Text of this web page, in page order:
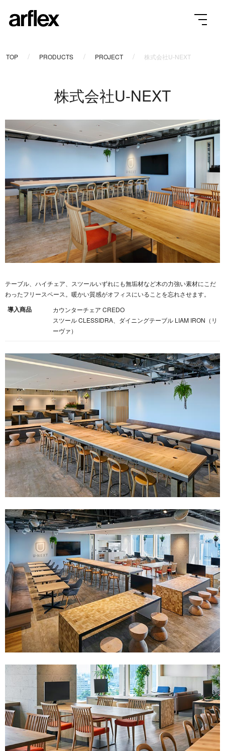
TOP PRODUCTS PROJECT 株式会社U-NEXT
株式会社U-NEXT
テーブル、ハイチェア、スツールいずれにも無垢材など木の力強い素材にこだ
わったフリースペース。暖かい質感がオフィスにいることを忘れさせます。
導入商品
カウンターチェア CREDO
スツール CLESSIDRA、ダイニングテーブル LIAM IRON（リ
ーヴァ）